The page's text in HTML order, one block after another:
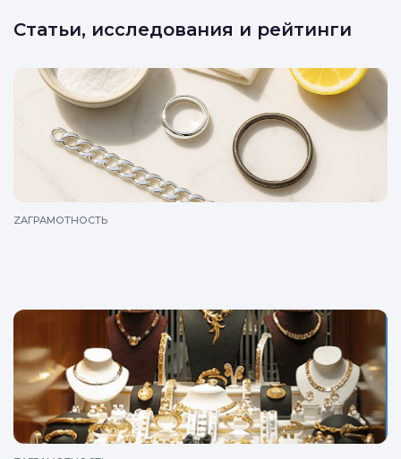
Статьи, исследования и рейтинги
ZAГРАМОТНОСТЬ